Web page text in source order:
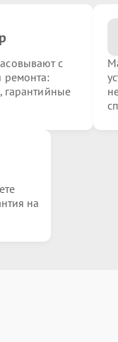
с
ремонта:
гарантийные
на